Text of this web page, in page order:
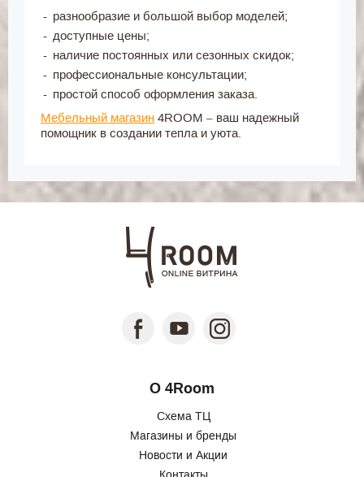
разнообразие и большой выбор моделей;
доступные цены;
наличие постоянных или сезонных скидок;
профессиональные консультации;
простой способ оформления заказа.
Мебельный магазин 4ROOM – ваш надежный
помощник в создании тепла и уюта.
О 4Room
Схема ТЦ
Магазины и бренды
Новости и Акции